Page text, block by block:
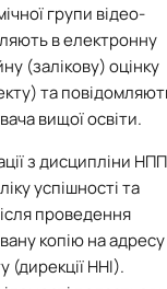
групи відео-
в електронну
(залікову) оцінку
та
вищої освіти.
з дисципліни НПП
успішності та
проведення
копію на адресу
ННІ).